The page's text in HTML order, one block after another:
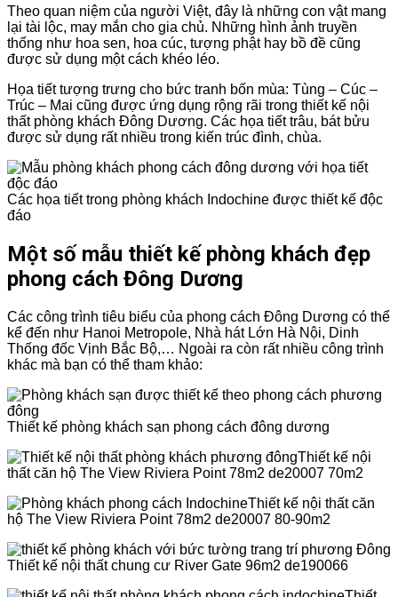
Theo quan niệm của người Việt, đây là những con vật mang
lại tài lộc, may mắn cho gia chủ. Những hình ảnh truyền
thống như hoa sen, hoa cúc, tượng phật hay bồ đề cũng
được sử dụng một cách khéo léo.
Họa tiết tượng trưng cho bức tranh bốn mùa: Tùng – Cúc –
Trúc – Mai cũng được ứng dụng rộng rãi trong thiết kế nội
thất phòng khách Đông Dương. Các họa tiết trâu, bát bửu
được sử dụng rất nhiều trong kiến ​​trúc đình, chùa.
Các họa tiết trong phòng khách Indochine được thiết kế độc
đáo
Một số mẫu thiết kế phòng khách đẹp
phong cách Đông Dương
Các công trình tiêu biểu của phong cách Đông Dương có thể
kể đến như Hanoi Metropole, Nhà hát Lớn Hà Nội, Dinh
Thống đốc Vịnh Bắc Bộ,… Ngoài ra còn rất nhiều công trình
khác mà bạn có thể tham khảo:
Thiết kế phòng khách sạn phong cách đông dương
Thiết kế nội
thất căn hộ The View Riviera Point 78m2 de20007 70m2
Thiết kế nội thất căn
hộ The View Riviera Point 78m2 de20007 80-90m2
Thiết kế nội thất chung cư River Gate 96m2 de190066